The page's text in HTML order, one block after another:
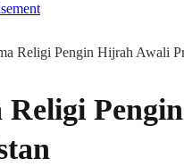
Religi Pengin Hijrah Awali